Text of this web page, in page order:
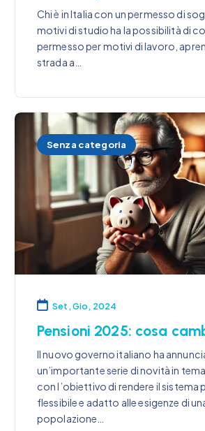
Chi è in Italia con un permesso di
motivi di studio ha la possibilità di
permesso per motivi di lavoro,
strada a…
Senza categoria
Set, Gio, 2024
Pensioni 2025: cosa
Il nuovo governo italiano ha
un’importante serie di novità in
con l’obiettivo di rendere il sistema
flessibile e adatto alle esigenze di
popolazione…